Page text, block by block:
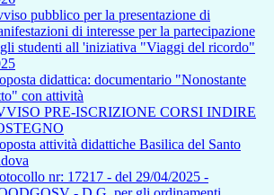
pubblico per la presentazione di
di interesse per la partecipazione
studenti all 'iniziativa "Viaggi del ricordo"
didattica: documentario "Nonostante
con attività
PRE-ISCRIZIONE CORSI INDIRE
attività didattiche Basilica del Santo
nr: 17217 - del 29/04/2025 -